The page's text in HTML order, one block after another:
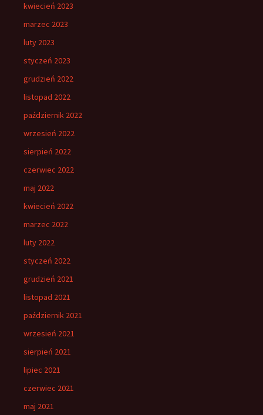
kwiecień 2023
marzec 2023
luty 2023
styczeń 2023
grudzień 2022
listopad 2022
październik 2022
wrzesień 2022
sierpień 2022
czerwiec 2022
maj 2022
kwiecień 2022
marzec 2022
luty 2022
styczeń 2022
grudzień 2021
listopad 2021
październik 2021
wrzesień 2021
sierpień 2021
lipiec 2021
czerwiec 2021
maj 2021